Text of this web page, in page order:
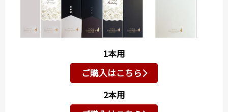
1本用
ご購入はこちら
2本用